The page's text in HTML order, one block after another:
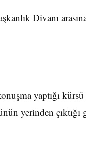
Divanı
yaptığı
yerinden